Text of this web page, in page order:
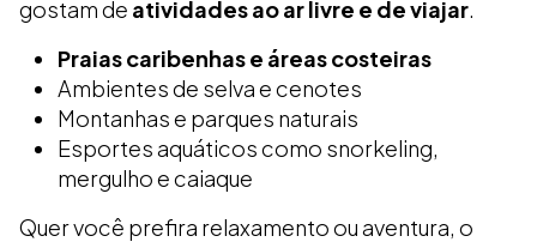
gostam de atividades ao ar livre e de viajar.
Praias caribenhas e áreas costeiras
Ambientes de selva e cenotes
Montanhas e parques naturais
Esportes aquáticos como snorkeling,
mergulho e caiaque
Quer você prefira relaxamento ou aventura, o